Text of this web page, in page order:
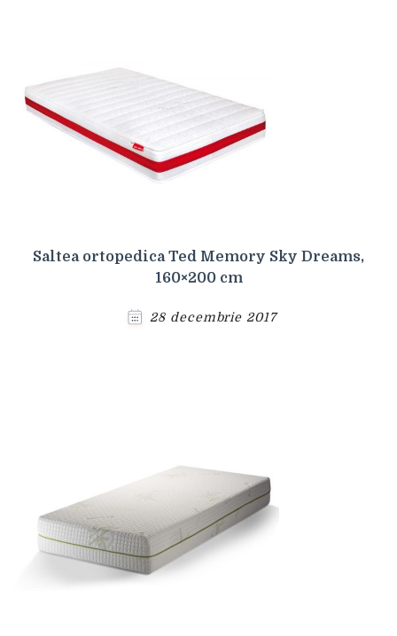
Saltea ortopedica Ted Memory Sky Dreams,
160×200 cm
28 decembrie 2017